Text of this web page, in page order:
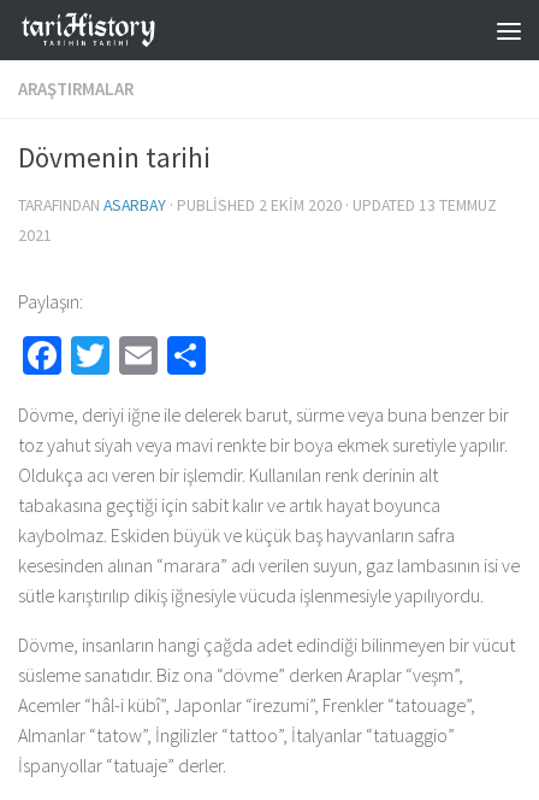
Skip to content
ARAŞTIRMALAR
Dövmenin tarihi
TARAFINDAN ASARBAY · PUBLISHED 2 EKIM 2020 · UPDATED 13 TEMMUZ
2021
Paylaşın:
Facebook
Twitter
Email
Dövme, deriyi iğne ile delerek barut, sürme veya buna benzer bir
toz yahut siyah veya mavi renkte bir boya ekmek suretiyle yapılır.
Oldukça acı veren bir işlemdir. Kullanılan renk derinin alt
tabakasına geçtiği için sabit kalır ve artık hayat boyunca
kaybolmaz. Eskiden büyük ve küçük baş hayvanların safra
kesesinden alınan “marara” adı verilen suyun, gaz lambasının isi ve
sütle karıştırılıp dikiş iğnesiyle vücuda işlenmesiyle yapılıyordu.
Dövme, insanların hangi çağda adet edindiği bilinmeyen bir vücut
süsleme sanatıdır. Biz ona “dövme” derken Araplar “veşm”,
Acemler “hâl-i kübî”, Japonlar “irezumi”, Frenkler “tatouage”,
Almanlar “tatow”, İngilizler “tattoo”, İtalyanlar “tatuaggio”
İspanyollar “tatuaje” derler.